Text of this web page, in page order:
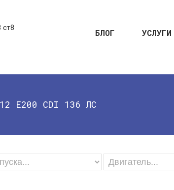
БЛОГ УСЛУГИ
ст8
E200 CDI 136 ЛС